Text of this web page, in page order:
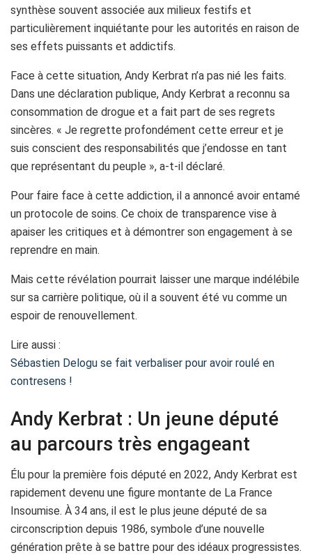
synthèse souvent associée aux milieux festifs et
particulièrement inquiétante pour les autorités en raison de
ses effets puissants et addictifs.
Face à cette situation, Andy Kerbrat n’a pas nié les faits.
Dans une déclaration publique, Andy Kerbrat a reconnu sa
consommation de drogue et a fait part de ses regrets
sincères. « Je regrette profondément cette erreur et je
suis conscient des responsabilités que j’endosse en tant
que représentant du peuple », a-t-il déclaré.
Pour faire face à cette addiction, il a annoncé avoir entamé
un protocole de soins. Ce choix de transparence vise à
apaiser les critiques et à démontrer son engagement à se
reprendre en main.
Mais cette révélation pourrait laisser une marque indélébile
sur sa carrière politique, où il a souvent été vu comme un
espoir de renouvellement.
Lire aussi :
Sébastien Delogu se fait verbaliser pour avoir roulé en
contresens !
Andy Kerbrat : Un jeune député
au parcours très engageant
Élu pour la première fois député en 2022, Andy Kerbrat est
rapidement devenu une figure montante de La France
Insoumise. À 34 ans, il est le plus jeune député de sa
circonscription depuis 1986, symbole d’une nouvelle
génération prête à se battre pour des idéaux progressistes.